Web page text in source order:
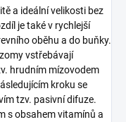
a ideální velikosti bez
je také v rychlejší
oběhu a do buňky.
vstřebávají
hrudním mízovodem
kroku se
tzv. pasivní difuze.
s obsahem vitamínů a